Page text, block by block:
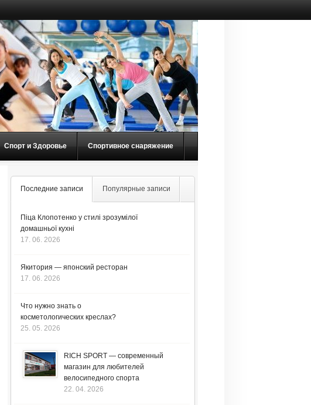
Спорт и Здоровье Спортивное снаряжение
Последние записи Популярные записи
Піца Клопотенко у стилі зрозумілої
домашньої кухні
17. 06. 2026
Якитория — японский ресторан
17. 06. 2026
Что нужно знать о
косметологических креслах?
25. 05. 2026
RICH SPORT — современный
магазин для любителей
велосипедного спорта
22. 04. 2026